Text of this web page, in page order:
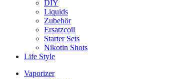
DIY
Liquids
Zubehör
Ersatzcoil
Starter Sets
Nikotin Shots
Life Style
Vaporizer